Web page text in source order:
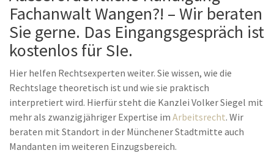
Fachanwalt Wangen?! – Wir beraten
Sie gerne. Das Eingangsgespräch ist
kostenlos für SIe.
Hier helfen Rechtsexperten weiter. Sie wissen, wie die
Rechtslage theoretisch ist und wie sie praktisch
interpretiert wird. Hierfür steht die Kanzlei Volker Siegel mit
mehr als zwanzigjähriger Expertise im Arbeitsrecht. Wir
beraten mit Standort in der Münchener Stadtmitte auch
Mandanten im weiteren Einzugsbereich.